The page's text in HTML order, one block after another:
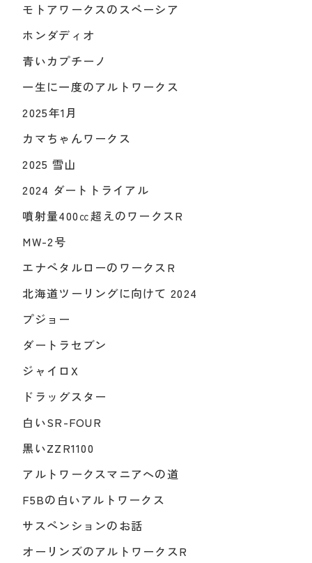
モトアワークスのスペーシア
ホンダディオ
青いカプチーノ
一生に一度のアルトワークス
2025年1月
カマちゃんワークス
2025 雪山
2024 ダートトライアル
噴射量400㏄超えのワークスR
MW-2号
エナペタルローのワークスR
北海道ツーリングに向けて 2024
プジョー
ダートラセブン
ジャイロX
ドラッグスター
白いSR-FOUR
黒いZZR1100
アルトワークスマニアへの道
F5Bの白いアルトワークス
サスペンションのお話
オーリンズのアルトワークスR